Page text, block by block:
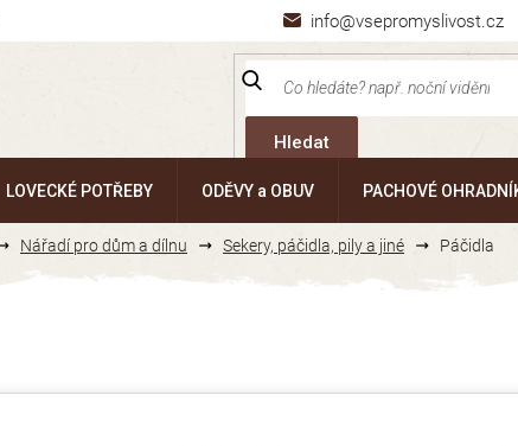
info@vsepromyslivost.cz
Hledat
LOVECKÉ POTŘEBY ODĚVY a OBUV PACHOVÉ
Nářadí pro dům a dílnu Sekery, páčidla, pily a jiné Páčidla